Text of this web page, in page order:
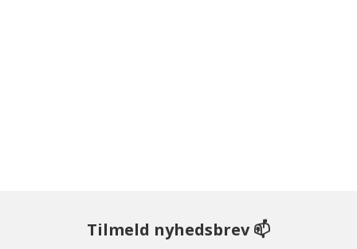
Tilmeld nyhedsbrev 📫